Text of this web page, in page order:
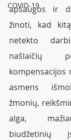
COVID-19
apsaugos ir
žinoti, kad
netekto
našlaičių
kompensacijos
asmens
žmonių,
alga,
biudžetinių